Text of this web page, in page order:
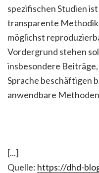
spezifischen Studien
transparente
möglichst
Vordergrund stehen
insbesondere
Sprache beschäftigen
anwendbare
[...]
Quelle: https://dhd-